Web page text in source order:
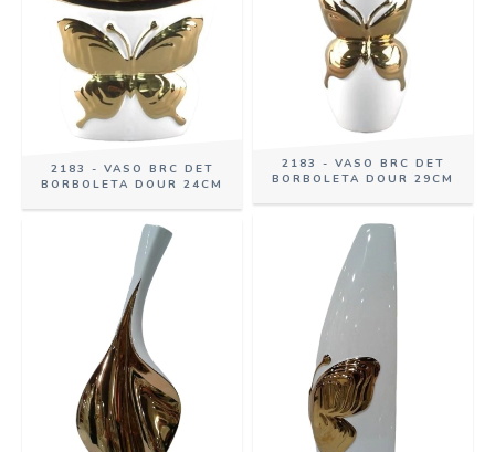
2183 - VASO BRC DET
BORBOLETA DOUR 24CM
2183 - VASO BRC DET
BORBOLETA DOUR 29CM